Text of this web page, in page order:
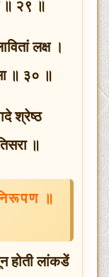
॥ २९ ॥
लक्ष ।
॥ ३० ॥
श्रेष्ठ
॥
॥
होती लांकडें